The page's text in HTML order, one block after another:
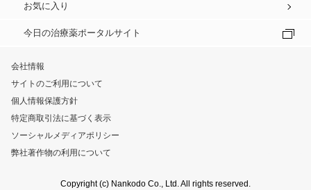
お気に入り
今日の治療薬ポータルサイト
会社情報
サイトのご利用について
個人情報保護方針
特定商取引法に基づく表示
ソーシャルメディアポリシー
弊社著作物の利用について
Copyright (c) Nankodo Co., Ltd. All rights reserved.